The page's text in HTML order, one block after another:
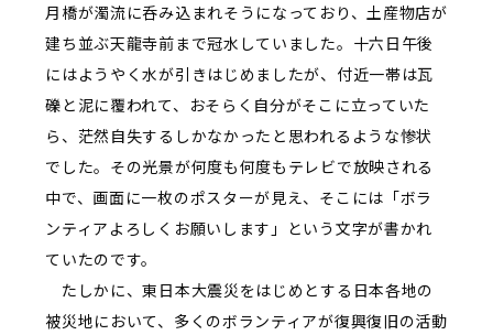
月橋が濁流に呑み込まれそうになっており、土産物店が
建ち並ぶ天龍寺前まで冠水していました。十六日午後
にはようやく水が引きはじめましたが、付近一帯は瓦
礫と泥に覆われて、おそらく自分がそこに立っていた
ら、茫然自失するしかなかったと思われるような惨状
でした。その光景が何度も何度もテレビで放映される
中で、画面に一枚のポスターが見え、そこには「ボラ
ンティアよろしくお願いします」という文字が書かれ
ていたのです。
たしかに、東日本大震災をはじめとする日本各地の
被災地において、多くのボランティアが復興復旧の活動